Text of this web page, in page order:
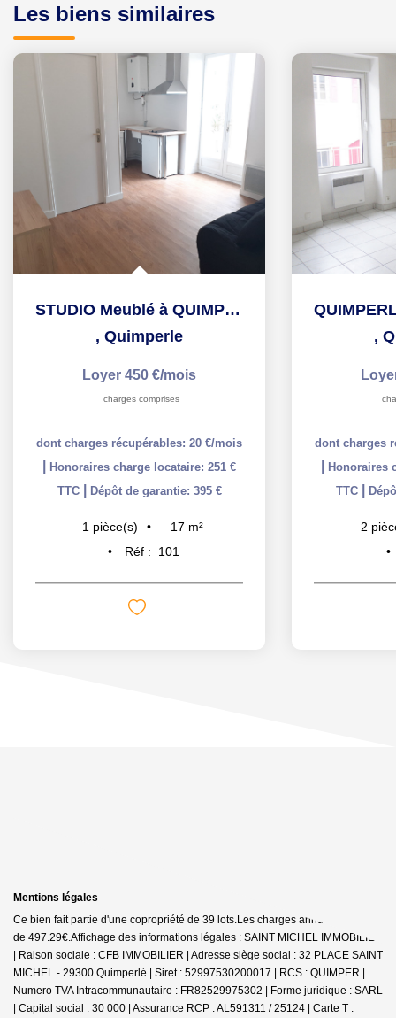
Les biens similaires
STUDIO Meublé à QUIMPERLE - 1 pièce(s) - 17 m2
, Quimperle
Loyer 450 €/mois
charges comprises
dont charges récupérables: 20 €/mois
Honoraires charge locataire: 251 €
TTC
Dépôt de garantie: 395 €
1 pièce(s) 17 m²
Réf :
101
,
dont charges
Honoraires
TTC
2
Mentions légales
Ce bien fait partie d'une copropriété de 39 lots.Les charges annuelles sont
de 497.29€.Affichage des informations légales : SAINT MICHEL IMMOBILIER
| Raison sociale : CFB IMMOBILIER | Adresse siège social : 32 PLACE SAINT
MICHEL - 29300 Quimperlé | Siret : 52997530200017 | RCS : QUIMPER |
Numero TVA Intracommunautaire : FR82529975302 | Forme juridique : SARL
| Capital social : 30 000 | Assurance RCP : AL591311 / 25124 | Carte T :